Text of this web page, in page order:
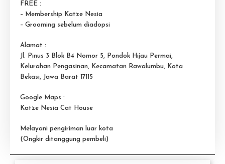
FREE :
– Membership Katze Nesia
– Grooming sebelum diadopsi
Alamat :
Jl. Pinus 3 Blok B4 Nomor 5, Pondok Hijau Permai,
Kelurahan Pengasinan, Kecamatan Rawalumbu, Kota
Bekasi, Jawa Barat 17115
Google Maps :
Katze Nesia Cat House
Melayani pengiriman luar kota
(Ongkir ditanggung pembeli)